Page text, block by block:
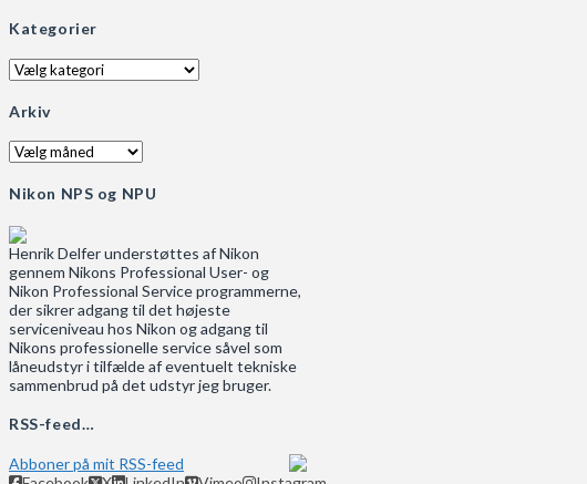
Kategorier
Kategorier
Arkiv
Arkiv
Nikon NPS og NPU
Henrik Delfer understøttes af Nikon
gennem Nikons Professional User- og
Nikon Professional Service programmerne,
der sikrer adgang til det højeste
serviceniveau hos Nikon og adgang til
Nikons professionelle service såvel som
låneudstyr i tilfælde af eventuelt tekniske
sammenbrud på det udstyr jeg bruger.
RSS-feed…
Abboner på mit RSS-feed